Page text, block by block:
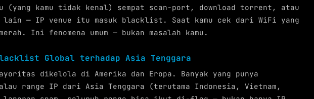
(yang kamu tidak kenal) sempat scan-port, download torrent, atau
— IP venue itu masuk blacklist. Saat kamu cek dari WiFi yang
Ini fenomena umum — bukan masalah kamu.
Global terhadap Asia Tenggara
dikelola di Amerika dan Eropa. Banyak yang punya
range IP dari Asia Tenggara (terutama Indonesia, Vietnam,